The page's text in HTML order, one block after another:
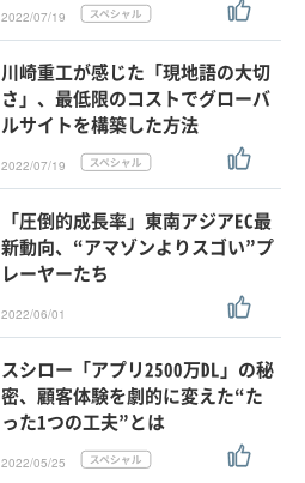
2022/07/19
川崎重工が感じた「現地語の大切
さ」、最低限のコストでグローバ
ルサイトを構築した方法
2022/07/19
「圧倒的成長率」東南アジアEC最
新動向、“アマゾンよりスゴい”プ
レーヤーたち
2022/06/01
スシロー「アプリ2500万DL」の秘
密、顧客体験を劇的に変えた“た
った1つの工夫”とは
2022/05/25